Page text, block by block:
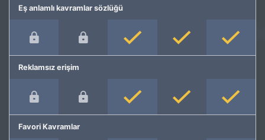
Eş anlamlı kavramlar sözlüğü
Reklamsız erişim
Favori Kavramlar